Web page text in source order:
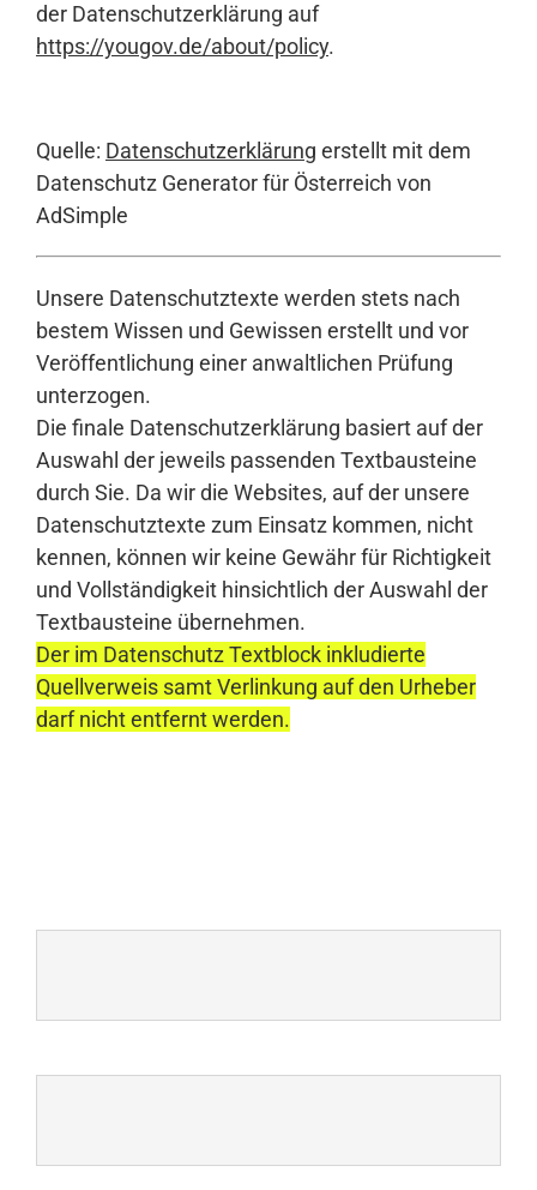
der Datenschutzerklärung auf
https://yougov.de/about/policy.
Quelle: Datenschutzerklärung erstellt mit dem
Datenschutz Generator für Österreich von
AdSimple
Unsere Datenschutztexte werden stets nach
bestem Wissen und Gewissen erstellt und vor
Veröffentlichung einer anwaltlichen Prüfung
unterzogen.
Die finale Datenschutzerklärung basiert auf der
Auswahl der jeweils passenden Textbausteine
durch Sie. Da wir die Websites, auf der unsere
Datenschutztexte zum Einsatz kommen, nicht
kennen, können wir keine Gewähr für Richtigkeit
und Vollständigkeit hinsichtlich der Auswahl der
Textbausteine übernehmen.
Der im Datenschutz Textblock inkludierte
Quellverweis samt Verlinkung auf den Urheber
darf nicht entfernt werden.